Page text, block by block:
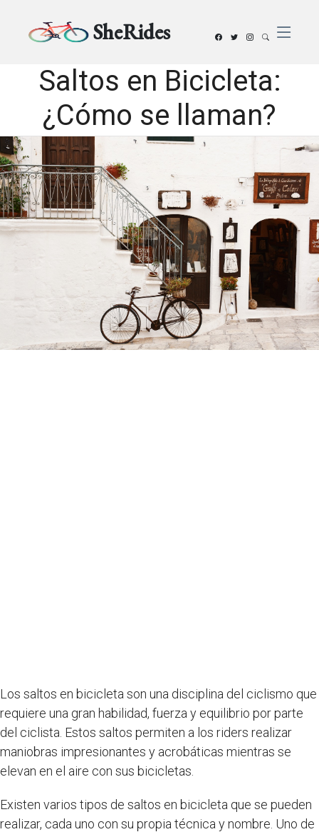
SheRides
Saltos en Bicicleta:
¿Cómo se llaman?
Los saltos en bicicleta son una disciplina del ciclismo que
requiere una gran habilidad, fuerza y equilibrio por parte
del ciclista. Estos saltos permiten a los riders realizar
maniobras impresionantes y acrobáticas mientras se
elevan en el aire con sus bicicletas.
Existen varios tipos de saltos en bicicleta que se pueden
realizar, cada uno con su propia técnica y nombre. Uno de